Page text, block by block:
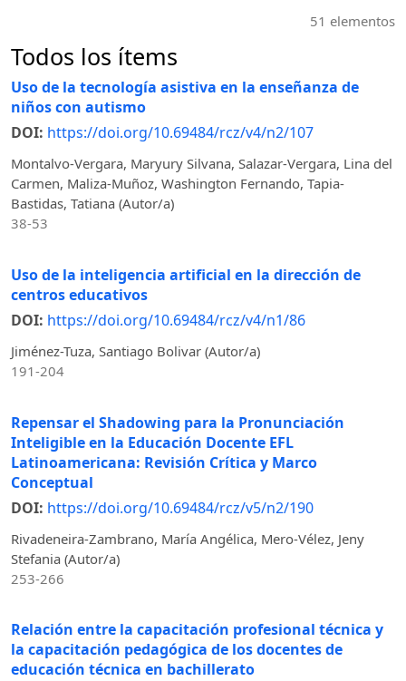
51 elementos
Todos los ítems
Uso de la tecnología asistiva en la enseñanza de
niños con autismo
DOI: https://doi.org/10.69484/rcz/v4/n2/107
Montalvo-Vergara, Maryury Silvana, Salazar-Vergara, Lina del
Carmen, Maliza-Muñoz, Washington Fernando, Tapia-
Bastidas, Tatiana (Autor/a)
38-53
Uso de la inteligencia artificial en la dirección de
centros educativos
DOI: https://doi.org/10.69484/rcz/v4/n1/86
Jiménez-Tuza, Santiago Bolivar (Autor/a)
191-204
Repensar el Shadowing para la Pronunciación
Inteligible en la Educación Docente EFL
Latinoamericana: Revisión Crítica y Marco
Conceptual
DOI: https://doi.org/10.69484/rcz/v5/n2/190
Rivadeneira-Zambrano, María Angélica, Mero-Vélez, Jeny
Stefania (Autor/a)
253-266
Relación entre la capacitación profesional técnica y
la capacitación pedagógica de los docentes de
educación técnica en bachillerato